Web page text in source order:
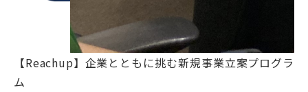
【Reachup】企業とともに挑む新規事業立案プログラ
ム